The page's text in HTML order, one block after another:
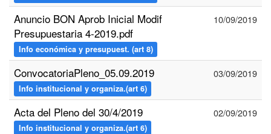
Anuncio BON Aprob Inicial Modif
Presupuestaria 4-2019.pdf
Info económica y presupuest. (art 8)
10/09/2019
ConvocatoriaPleno_05.09.2019
Info institucional y organiza.(art 6)
03/09/2019
Acta del Pleno del 30/4/2019
Info institucional y organiza.(art 6)
02/09/2019